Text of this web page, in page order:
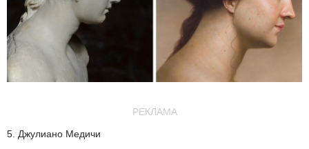
РЕКЛАМА
5. Джулиано Медичи